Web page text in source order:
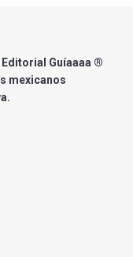
Guíaaaa ®
mexicanos